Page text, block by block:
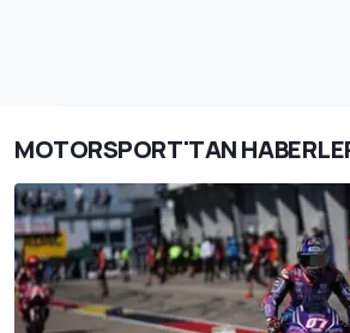
MOTORSPORT'TAN